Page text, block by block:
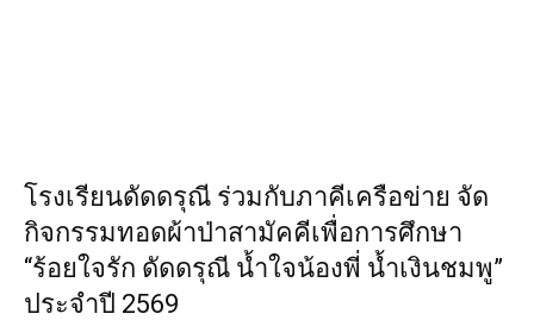
โรงเรียนดัดดรุณี ร่วมกับภาคีเครือข่าย จัด
กิจกรรมทอดผ้าป่าสามัคคีเพื่อการศึกษา
“ร้อยใจรัก ดัดดรุณี น้ำใจน้องพี่ น้ำเงินชมพู”
ประจำปี 2569